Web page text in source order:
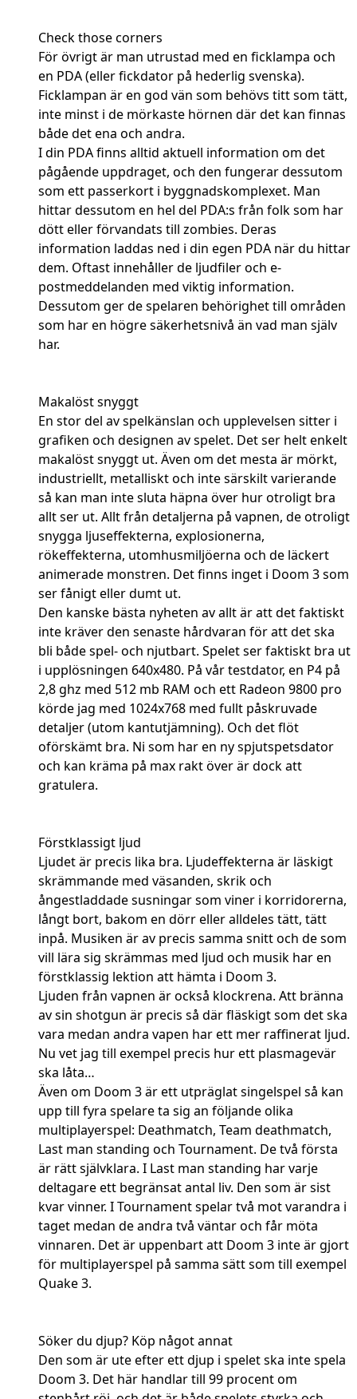
Check those corners
För övrigt är man utrustad med en ficklampa och
en PDA (eller fickdator på hederlig svenska).
Ficklampan är en god vän som behövs titt som tätt,
inte minst i de mörkaste hörnen där det kan finnas
både det ena och andra.
I din PDA finns alltid aktuell information om det
pågående uppdraget, och den fungerar dessutom
som ett passerkort i byggnadskomplexet. Man
hittar dessutom en hel del PDA:s från folk som har
dött eller förvandats till zombies. Deras
information laddas ned i din egen PDA när du hittar
dem. Oftast innehåller de ljudfiler och e-
postmeddelanden med viktig information.
Dessutom ger de spelaren behörighet till områden
som har en högre säkerhetsnivå än vad man själv
har.
Makalöst snyggt
En stor del av spelkänslan och upplevelsen sitter i
grafiken och designen av spelet. Det ser helt enkelt
makalöst snyggt ut. Även om det mesta är mörkt,
industriellt, metalliskt och inte särskilt varierande
så kan man inte sluta häpna över hur otroligt bra
allt ser ut. Allt från detaljerna på vapnen, de otroligt
snygga ljuseffekterna, explosionerna,
rökeffekterna, utomhusmiljöerna och de läckert
animerade monstren. Det finns inget i Doom 3 som
ser fånigt eller dumt ut.
Den kanske bästa nyheten av allt är att det faktiskt
inte kräver den senaste hårdvaran för att det ska
bli både spel- och njutbart. Spelet ser faktiskt bra ut
i upplösningen 640x480. På vår testdator, en P4 på
2,8 ghz med 512 mb RAM och ett Radeon 9800 pro
körde jag med 1024x768 med fullt påskruvade
detaljer (utom kantutjämning). Och det flöt
oförskämt bra. Ni som har en ny spjutspetsdator
och kan kräma på max rakt över är dock att
gratulera.
Förstklassigt ljud
Ljudet är precis lika bra. Ljudeffekterna är läskigt
skrämmande med väsanden, skrik och
ångestladdade susningar som viner i korridorerna,
långt bort, bakom en dörr eller alldeles tätt, tätt
inpå. Musiken är av precis samma snitt och de som
vill lära sig skrämmas med ljud och musik har en
förstklassig lektion att hämta i Doom 3.
Ljuden från vapnen är också klockrena. Att bränna
av sin shotgun är precis så där fläskigt som det ska
vara medan andra vapen har ett mer raffinerat ljud.
Nu vet jag till exempel precis hur ett plasmagevär
ska låta…
Även om Doom 3 är ett utpräglat singelspel så kan
upp till fyra spelare ta sig an följande olika
multiplayerspel: Deathmatch, Team deathmatch,
Last man standing och Tournament. De två första
är rätt självklara. I Last man standing har varje
deltagare ett begränsat antal liv. Den som är sist
kvar vinner. I Tournament spelar två mot varandra i
taget medan de andra två väntar och får möta
vinnaren. Det är uppenbart att Doom 3 inte är gjort
för multiplayerspel på samma sätt som till exempel
Quake 3.
Söker du djup? Köp något annat
Den som är ute efter ett djup i spelet ska inte spela
Doom 3. Det här handlar till 99 procent om